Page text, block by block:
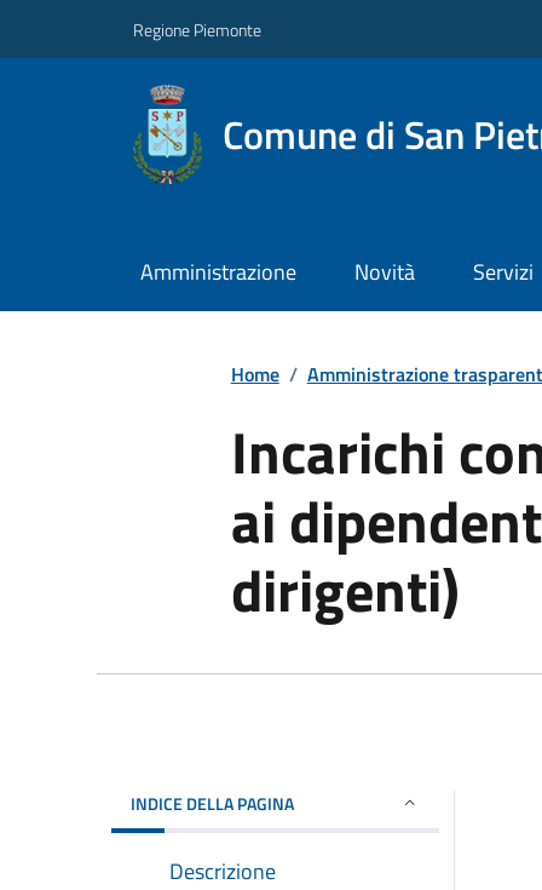
Regione Piemonte
Comune di San
Amministrazione Novità Servizi
Home / Amministrazione
Incarichi
ai
dirigenti)
INDICE DELLA PAGINA
Descrizione